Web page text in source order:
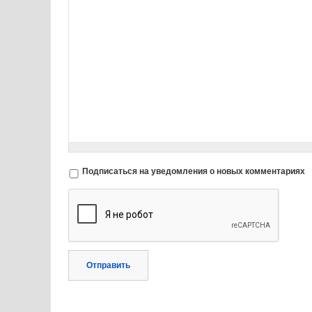
Подписаться на уведомления о новых комментариях
Отправить